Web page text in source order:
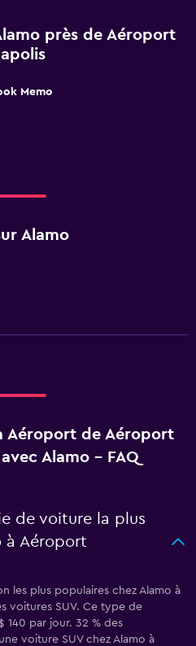
près de Aéroport
Memo
Alamo
Aéroport de Aéroport
Alamo - FAQ
de voiture la plus
à Aéroport
les plus populaires chez Alamo à
voitures SUV. Ce type de
140 par jour. 32 % des
voiture SUV chez Alamo à